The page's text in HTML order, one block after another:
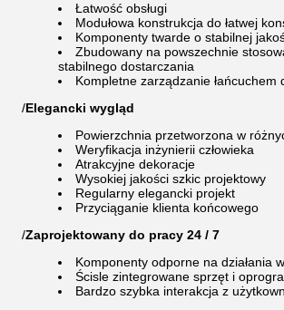
Łatwość obsługi
Modułowa konstrukcja do łatwej
Komponenty twarde o stabilnej
Zbudowany na powszechnie
stabilnego dostarczania
Kompletne zarządzanie łańcuchem
/Elegancki wygląd
Powierzchnia przetworzona w
Weryfikacja inżynierii człowieka
Atrakcyjne dekoracje
Wysokiej jakości szkic projektowy
Regularny elegancki projekt
Przyciąganie klienta końcowego
/Zaprojektowany do pracy 24 / 7
Komponenty odporne na działania
Ścisle zintegrowane sprzęt i
Bardzo szybka interakcja z